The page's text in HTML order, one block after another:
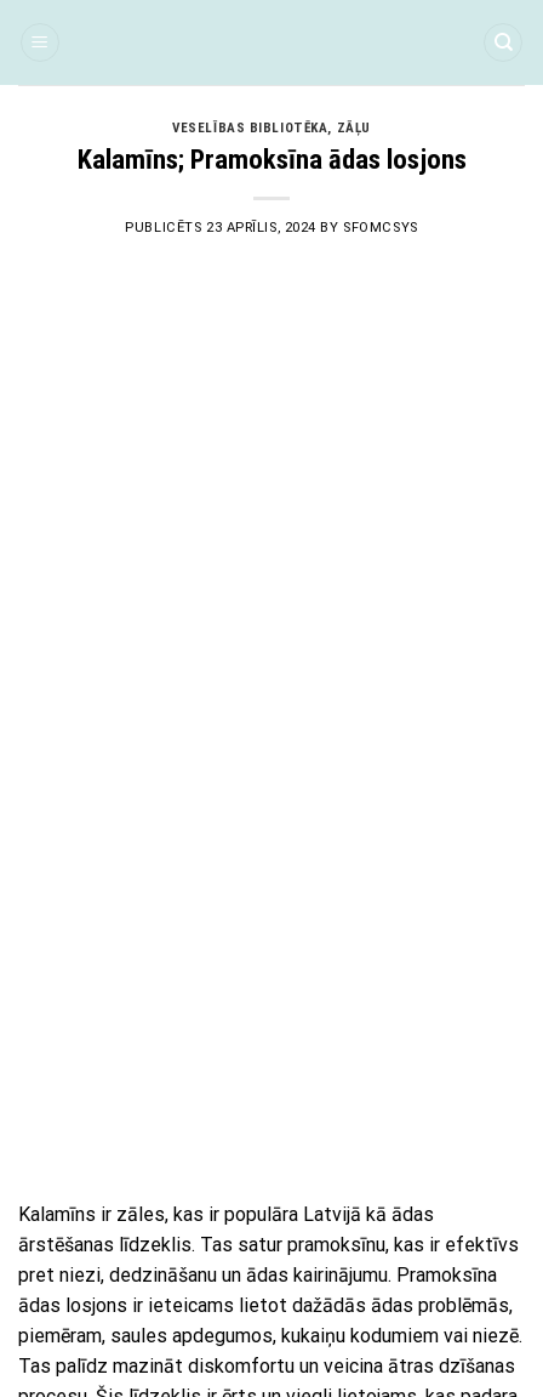
VESELĪBAS BIBLIOTĒKA, ZĀĻU
Kalamīns; Pramoksīna ādas losjons
PUBLICĒTS 23 APRĪLIS, 2024 BY SFOMCSYS
Kalamīns ir zāles, kas ir populāra Latvijā kā ādas
ārstēšanas līdzeklis. Tas satur pramoksīnu, kas ir efektīvs
pret niezi, dedzināšanu un ādas kairinājumu. Pramoksīna
ādas losjons ir ieteicams lietot dažādās ādas problēmās,
piemēram, saules apdegumos, kukaiņu kodumiem vai niezē.
Tas palīdz mazināt diskomfortu un veicina ātras dzīšanas